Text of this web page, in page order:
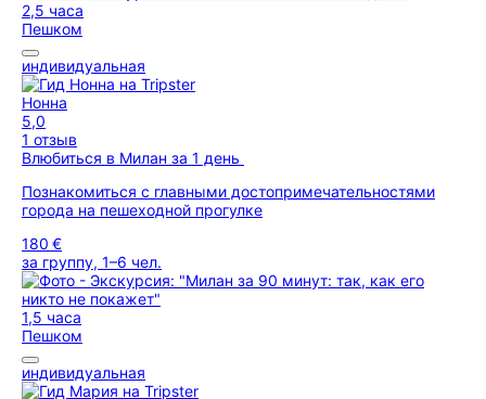
2,5 часа
Пешком
индивидуальная
Нонна
5,0
1 отзыв
Влюбиться в Милан за 1 день
Познакомиться с главными достопримечательностями
города на пешеходной прогулке
180 €
за группу, 1–6 чел.
1,5 часа
Пешком
индивидуальная